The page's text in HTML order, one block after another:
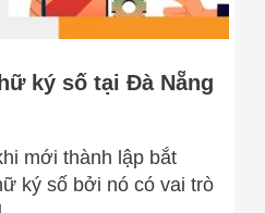
ký số tại Đà Nẵng
mới thành lập bắt
ký số bởi nó có vai trò